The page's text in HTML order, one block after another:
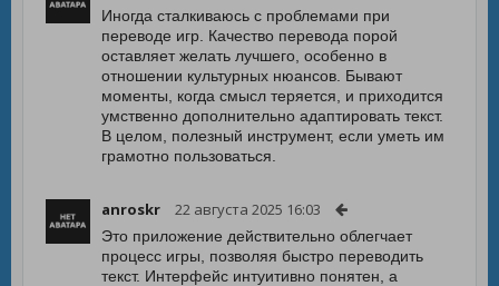
Иногда сталкиваюсь с проблемами при
переводе игр. Качество перевода порой
оставляет желать лучшего, особенно в
отношении культурных нюансов. Бывают
моменты, когда смысл теряется, и приходится
умственно дополнительно адаптировать текст.
В целом, полезный инструмент, если уметь им
грамотно пользоваться.
anroskr 22 августа 2025 16:03
Это приложение действительно облегчает
процесс игры, позволяя быстро переводить
текст. Интерфейс интуитивно понятен, а